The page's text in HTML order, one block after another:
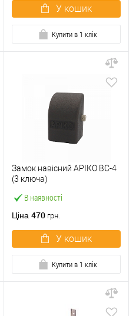
У кошик
Купити в 1 клік
В наявності
Замок навісний АРІКО ВС-4
(3 ключа)
Ціна 470 грн.
У кошик
Купити в 1 клік